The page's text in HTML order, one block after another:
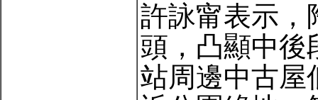
許詠甯表示，
頭，凸顯中後
站周邊中古屋